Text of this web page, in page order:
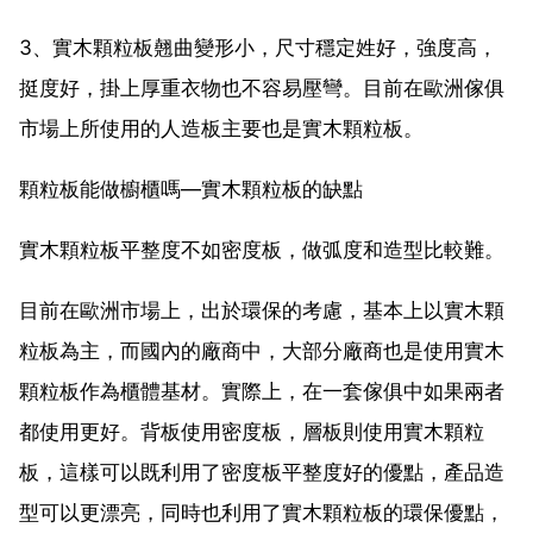
3、實木顆粒板翹曲變形小，尺寸穩定姓好，強度高，
挺度好，掛上厚重衣物也不容易壓彎。目前在歐洲傢俱
市場上所使用的人造板主要也是實木顆粒板。
顆粒板能做櫥櫃嗎—實木顆粒板的缺點
實木顆粒板平整度不如密度板，做弧度和造型比較難。
目前在歐洲市場上，出於環保的考慮，基本上以實木顆
粒板為主，而國內的廠商中，大部分廠商也是使用實木
顆粒板作為櫃體基材。實際上，在一套傢俱中如果兩者
都使用更好。背板使用密度板，層板則使用實木顆粒
板，這樣可以既利用了密度板平整度好的優點，產品造
型可以更漂亮，同時也利用了實木顆粒板的環保優點，